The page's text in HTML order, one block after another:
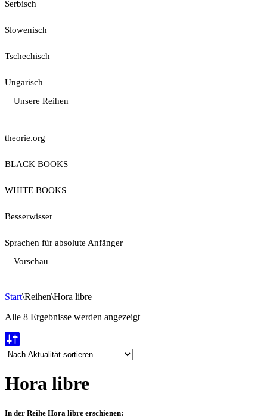
Serbisch
Slowenisch
Tschechisch
Ungarisch
Unsere Reihen
theorie.org
BLACK BOOKS
WHITE BOOKS
Besserwisser
Sprachen für absolute Anfänger
Vorschau
Start\Reihen\Hora libre
Alle 8 Ergebnisse werden angezeigtNach
Hora libre
In der Reihe Hora libre erschienen: